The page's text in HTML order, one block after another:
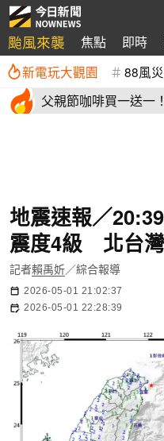
颱風來襲 焦點 即時
新電玩大觀園 88風
父親節咖啡買一送一
地震速報／
震度4級 北台
記者賴禹妡／綜合報導
2026-05-01 21:02:37
2026-05-01 22:28:39